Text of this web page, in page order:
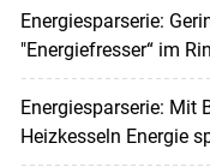
Energiesparserie:
"Energiefresser“ im
Energiesparserie: Mit
Heizkesseln Energie